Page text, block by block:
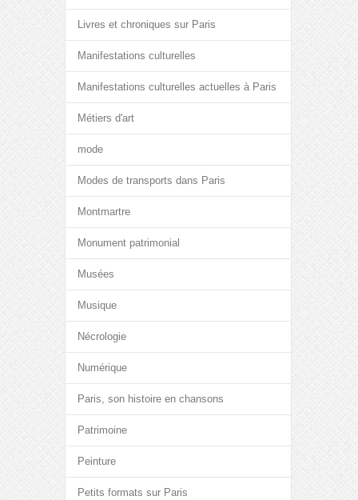
Livres et chroniques sur Paris
Manifestations culturelles
Manifestations culturelles actuelles à Paris
Métiers d'art
mode
Modes de transports dans Paris
Montmartre
Monument patrimonial
Musées
Musique
Nécrologie
Numérique
Paris, son histoire en chansons
Patrimoine
Peinture
Petits formats sur Paris